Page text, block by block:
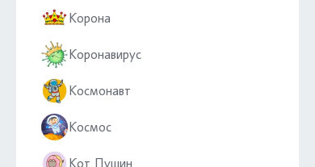
Корона
Коронавирус
Космонавт
Космос
Кот Пушин